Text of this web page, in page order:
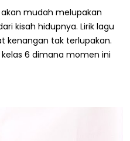
mudah melupakan
kisah hidupnya. Lirik lagu
kenangan tak terlupakan.
6 dimana momen ini